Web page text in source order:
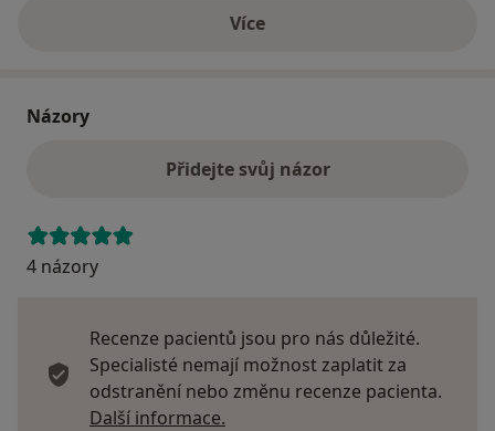
Víceo adrese
Názory
Přidejte svůj názor
4 názory
Recenze pacientů jsou pro nás důležité.
Specialisté nemají možnost zaplatit za
odstranění nebo změnu recenze pacienta.
Další informace.